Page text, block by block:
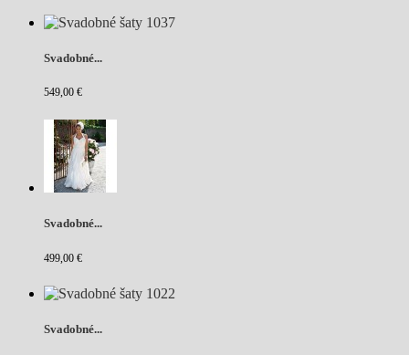
Svadobné...
549,00 €
Svadobné...
499,00 €
Svadobné...